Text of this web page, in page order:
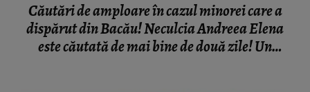
Căutări de amploare în cazul minorei care a
dispărut din Bacău! Neculcia Andreea Elena
este căutată de mai bine de două zile! Un